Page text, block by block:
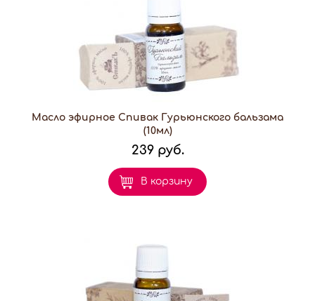
Масло эфирное Спивак Гурьюнского бальзама
(10мл)
239 руб.
В корзину